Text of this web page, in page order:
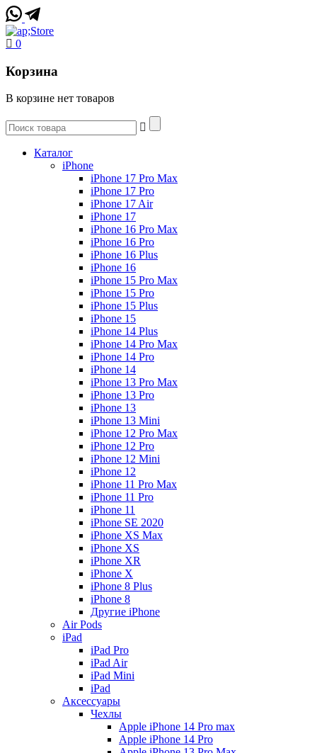
0
Корзина
В корзине нет товаров
Каталог
iPhone
iPhone 17 Pro Max
iPhone 17 Pro
iPhone 17 Air
iPhone 17
iPhone 16 Pro Max
iPhone 16 Pro
iPhone 16 Plus
iPhone 16
iPhone 15 Pro Max
iPhone 15 Pro
iPhone 15 Plus
iPhone 15
iPhone 14 Plus
iPhone 14 Pro Max
iPhone 14 Pro
iPhone 14
iPhone 13 Pro Max
iPhone 13 Pro
iPhone 13
iPhone 13 Mini
iPhone 12 Pro Max
iPhone 12 Pro
iPhone 12 Mini
iPhone 12
iPhone 11 Pro Max
iPhone 11 Pro
iPhone 11
iPhone SE 2020
iPhone XS Max
iPhone XS
iPhone XR
iPhone X
iPhone 8 Plus
iPhone 8
Другие iPhone
Air Pods
iPad
iPad Pro
iPad Air
iPad Mini
iPаd
Аксессуары
Чехлы
Apple iPhone 14 Pro max
Apple iPhone 14 Pro